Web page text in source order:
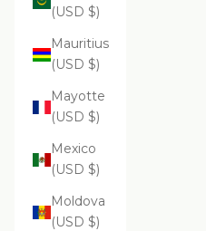
(USD $)
Mauritius
(USD $)
Mayotte
(USD $)
Mexico
(USD $)
Moldova
(USD $)